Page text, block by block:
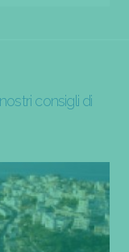
consigli di